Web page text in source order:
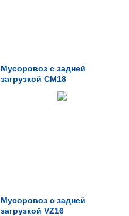
Мусоровоз с задней
загрузкой CM18
Мусоровоз с задней
загрузкой VZ16